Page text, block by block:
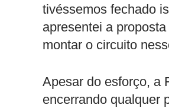
tivéssemos fechado
apresentei a
montar o circuito
Apesar do esforço, a
encerrando qualquer